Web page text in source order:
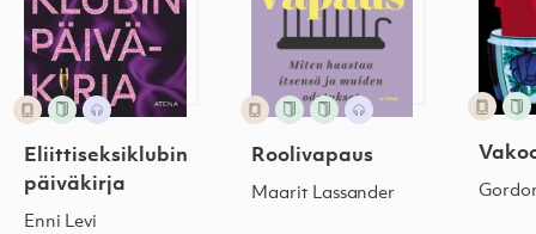
Eliittiseksiklubin
päiväkirja
Enni Levi
Roolivapaus
Maarit Lassander